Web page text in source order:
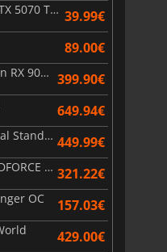
TUF Gaming GeForce RTX 5070 Ti OC White Edition 16GB 39.99€
89.00€
Predator BiFrost Radeon RX 9070 XT OC 16 Go 399.90€
649.94€
PlayStation 5 Slim Digital Standard 449.99€
GeForce RTX 5060 WINDFORCE OC 8G 321.22€
OC 157.03€
429.00€